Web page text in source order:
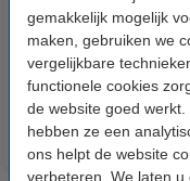
gemakkelijk mogelijk
maken, gebruiken we
vergelijkbare
functionele cookies
de website goed
hebben ze een
ons helpt de website
verbeteren. We laten u
Penlite AA batterij 24
€ 14,95 Incl. 21% btw